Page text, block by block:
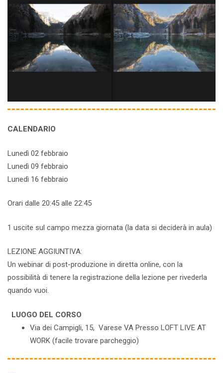
CALENDARIO
Lunedì 02 febbraio
Lunedì 09 febbraio
Lunedì 16 febbraio
Orari dalle 20:45 alle 22:45
1 uscite sul campo mezza giornata (la data si deciderà in aula)
LEZIONE AGGIUNTIVA:
Un webinar di post-produzione in diretta online, con la
possibilità di tenere la registrazione della lezione per rivederla
quando vuoi.
LUOGO DEL CORSO
Via dei Campigli, 15, Varese VA Presso LOFT LIVE AT
WORK (facile trovare parcheggio)